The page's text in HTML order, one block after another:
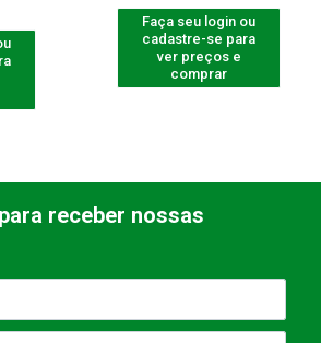
Faça seu login ou
cadastre-se para
ver preços e
comprar
receber nossas